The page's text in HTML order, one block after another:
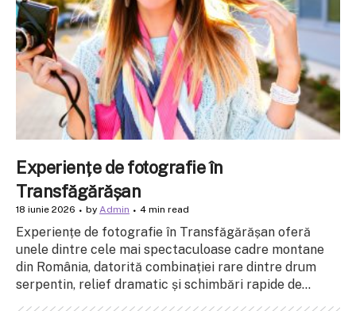
Experiențe de fotografie în
Transfăgărășan
18 iunie 2026 by Admin 4 min read
Experiențe de fotografie în Transfăgărășan oferă
unele dintre cele mai spectaculoase cadre montane
din România, datorită combinației rare dintre drum
serpentin, relief dramatic și schimbări rapide de...